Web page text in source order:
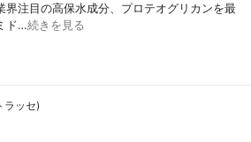
界注目の高保水成分、プロテオグリカンを最
ド…続きを見る
ラッセ)